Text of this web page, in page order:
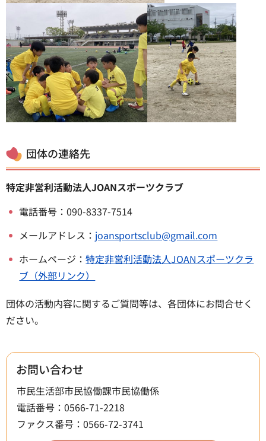
団体の連絡先
特定非営利活動法人JOANスポーツクラブ
電話番号：090-8337-7514
メールアドレス： joansportsclub@gmail.com
ホームページ：特定非営利活動法人JOANスポーツクラ
ブ（外部リンク）
団体の活動内容に関するご質問等は、各団体にお問合せく
ださい。
お問い合わせ
市民生活部市民協働課市民協働係
電話番号：0566-71-2218
ファクス番号：0566-72-3741